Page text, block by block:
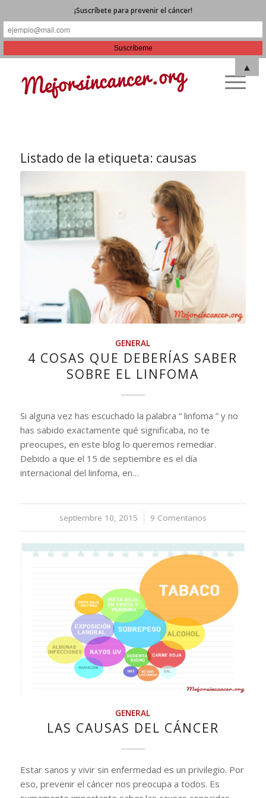
Listado de la etiqueta: causas
GENERAL
4 COSAS QUE DEBERÍAS SABER
SOBRE EL LINFOMA
Si alguna vez has escuchado la palabra “ linfoma ” y no
has sabido exactamente qué significaba, no te
preocupes, en este blog lo queremos remediar.
Debido a que el 15 de septiembre es el día
internacional del linfoma, en…
septiembre 10, 2015
/ 9 Comentarios
GENERAL
LAS CAUSAS DEL CÁNCER
Estar sanos y vivir sin enfermedad es un privilegio. Por
eso, prevenir el cáncer nos preocupa a todos. Es
¡Suscríbete para prevenir el cáncer!
▲